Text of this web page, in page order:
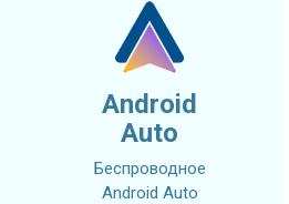
Android
Auto
Беспроводное
Android Auto